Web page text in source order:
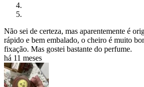
Não sei de certeza, mas aparentemente é
rápido e bem embalado, o cheiro é muito
fixação. Mas gostei bastante do perfume.
há 11 meses